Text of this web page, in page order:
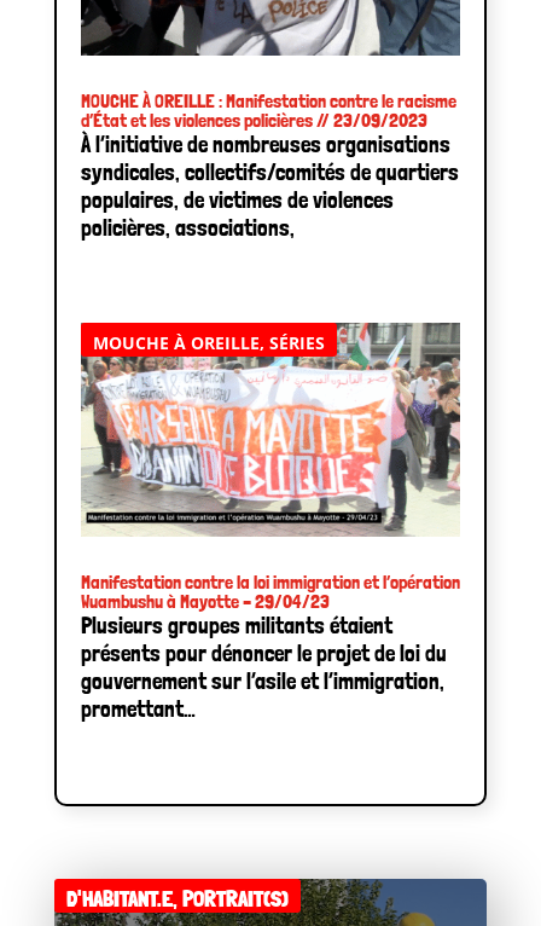
MOUCHE À OREILLE : Manifestation contre le racisme
d’État et les violences policières // 23/09/2023
À l’initiative de nombreuses organisations
syndicales, collectifs/comités de quartiers
populaires, de victimes de violences
policières, associations,
Manifestation contre la loi immigration et l’opération
Wuambushu à Mayotte – 29/04/23
MOUCHE À OREILLE, SÉRIES
Plusieurs groupes militants étaient
présents pour dénoncer le projet de loi du
gouvernement sur l’asile et l’immigration,
promettant…
D'HABITANT.E,PORTRAIT(S)